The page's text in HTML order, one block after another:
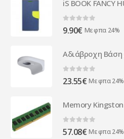
0 out of 5
9.90€ Με φπα 24%
0 out of 5
23.55€ Με φπα 24%
0 out of 5
57.08€ Με φπα 24%